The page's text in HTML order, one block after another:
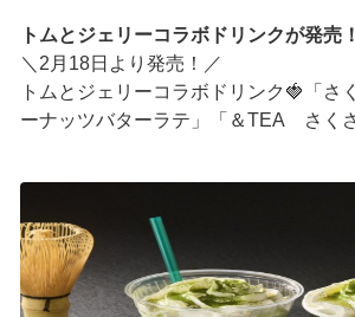
トムとジェリーコラボドリンクが発売！
＼2月18日より発売！／
トムとジェリーコラボドリンク🍓「さ
ーナッツバターラテ」「＆TEA さく